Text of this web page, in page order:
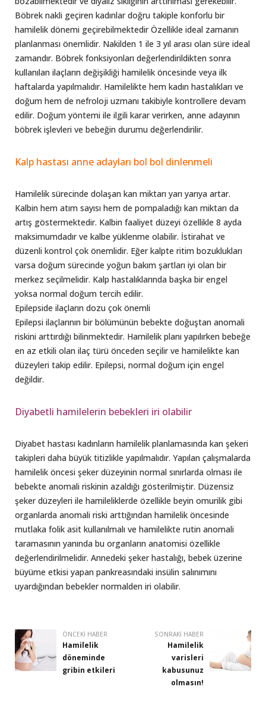
Böbrek nakli geçiren kadınlar doğru takiple konforlu bir
hamilelik dönemi geçirebilmektedir Özellikle ideal zamanın
planlanması önemlidir. Nakilden 1 ile 3 yıl arası olan süre ideal
zamandır. Böbrek fonksiyonları değerlendirildikten sonra
kullanılan ilaçların değişikliği hamilelik öncesinde veya ilk
haftalarda yapılmalıdır. Hamilelikte hem kadın hastalıkları ve
doğum hem de nefroloji uzmanı takibiyle kontrollere devam
edilir. Doğum yöntemi ile ilgili karar verirken, anne adayının
böbrek işlevleri ve bebeğin durumu değerlendirilir.
Kalp hastası anne adayları bol bol dinlenmeli
Hamilelik sürecinde dolaşan kan miktarı yarı yarıya artar.
Kalbin hem atım sayısı hem de pompaladığı kan miktarı da
artış göstermektedir. Kalbin faaliyet düzeyi özellikle 8 ayda
maksimumdadır ve kalbe yüklenme olabilir. İstirahat ve
düzenli kontrol çok önemlidir. Eğer kalpte ritim bozuklukları
varsa doğum sürecinde yoğun bakım şartları iyi olan bir
merkez seçilmelidir. Kalp hastalıklarında başka bir engel
yoksa normal doğum tercih edilir.
Epilepside ilaçların dozu çok önemli
Epilepsi ilaçlarının bir bölümünün bebekte doğuştan anomali
riskini arttırdığı bilinmektedir. Hamilelik planı yapılırken bebeğe
en az etkili olan ilaç türü önceden seçilir ve hamilelikte kan
düzeyleri takip edilir. Epilepsi, normal doğum için engel
değildir.
Diyabetli hamilelerin bebekleri iri olabilir
Diyabet hastası kadınların hamilelik planlamasında kan şekeri
takipleri daha büyük titizlikle yapılmalıdır. Yapılan çalışmalarda
hamilelik öncesi şeker düzeyinin normal sınırlarda olması ile
bebekte anomali riskinin azaldığı gösterilmiştir. Düzensiz
şeker düzeyleri ile hamileliklerde özellikle beyin omurilik gibi
organlarda anomali riski arttığından hamilelik öncesinde
mutlaka folik asit kullanılmalı ve hamilelikte rutin anomali
taramasının yanında bu organların anatomisi özellikle
değerlendirilmelidir. Annedeki şeker hastalığı, bebek üzerine
büyüme etkisi yapan pankreasındaki insülin salınımını
uyardığından bebekler normalden iri olabilir.
ÖNCEKI HABER
Hamilelik
döneminde
gribin etkileri
SONRAKI HABER
Hamilelik
varisleri
kabusunuz
olmasın!